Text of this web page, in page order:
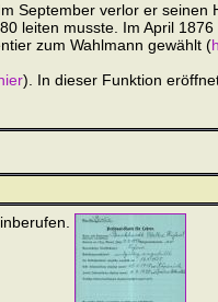
September verlor er seinen
leiten musste. Im April
zum Wahlmann gewählt (
). In dieser Funktion